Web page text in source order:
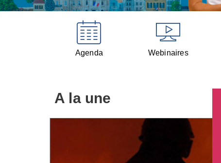
Agenda Webinaires
A la une